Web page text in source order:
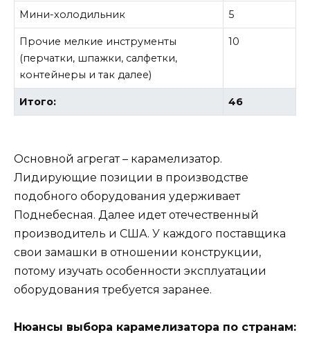
Мини-холодильник 5
Прочие мелкие инструменты
(перчатки, шпажки, салфетки,
контейнеры и так далее)
10
Итого: 46
Основной агрегат – карамелизатор.
Лидирующие позиции в производстве
подобного оборудования удерживает
Поднебесная. Далее идет отечественный
производитель и США. У каждого поставщика
свои замашки в отношении конструкции,
потому изучать особенности эксплуатации
оборудования требуется заранее.
Нюансы выбора карамелизатора по странам: